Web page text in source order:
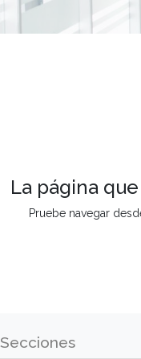
La página
Pruebe navegar
Secciones